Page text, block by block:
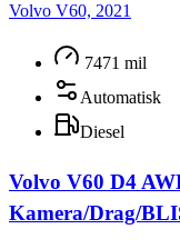
Volvo V60, 2021
7471 mil
Automatisk
Diesel
Volvo V60 D4
Kamera/Drag/